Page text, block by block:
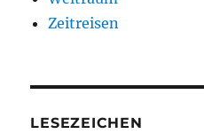
Zeitreisen
LESEZEICHEN